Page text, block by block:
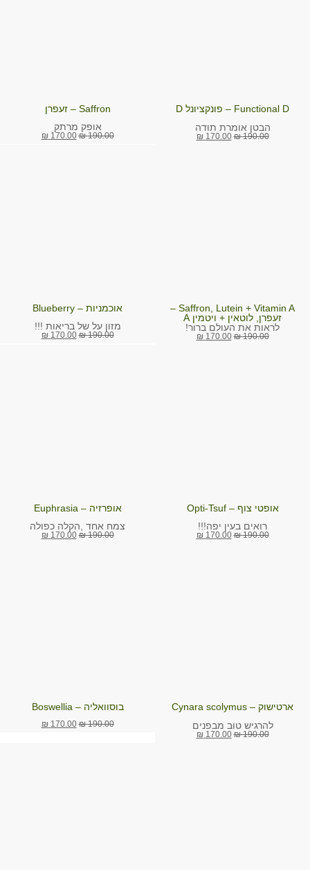
Functional D – פונקציונל D
הבטן אומרת תודה
190.00
₪
170.00
₪
Saffron – זעפרן
אופק מרתק
190.00
₪
170.00
₪
Saffron, Lutein + Vitamin A –
זעפרן, לוטאין + ויטמין A
לראות את העולם ברור!
190.00
₪
170.00
₪
אוכמניות – Blueberry
מזון על של בריאות !!!
190.00
₪
170.00
₪
אופטי צוף – Opti-Tsuf
רואים בעין יפה!!!
190.00
₪
170.00
₪
אופרזיה – Euphrasia
צמח אחד ,הקלה כפולה
190.00
₪
170.00
₪
ארטישוק – Cynara scolymus
להרגיש טוב מבפנים
190.00
₪
170.00
₪
בוסוואליה – Boswellia
190.00
₪
170.00
₪